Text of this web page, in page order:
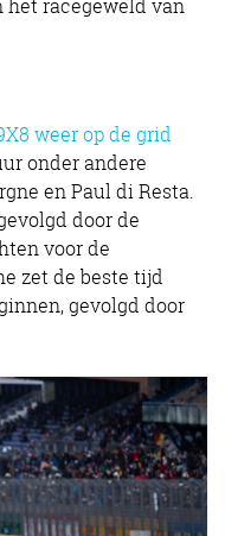
het racegeweld van
weer op de grid
onder andere
en Paul di Resta.
door de
voor de
zet de beste tijd
gevolgd door